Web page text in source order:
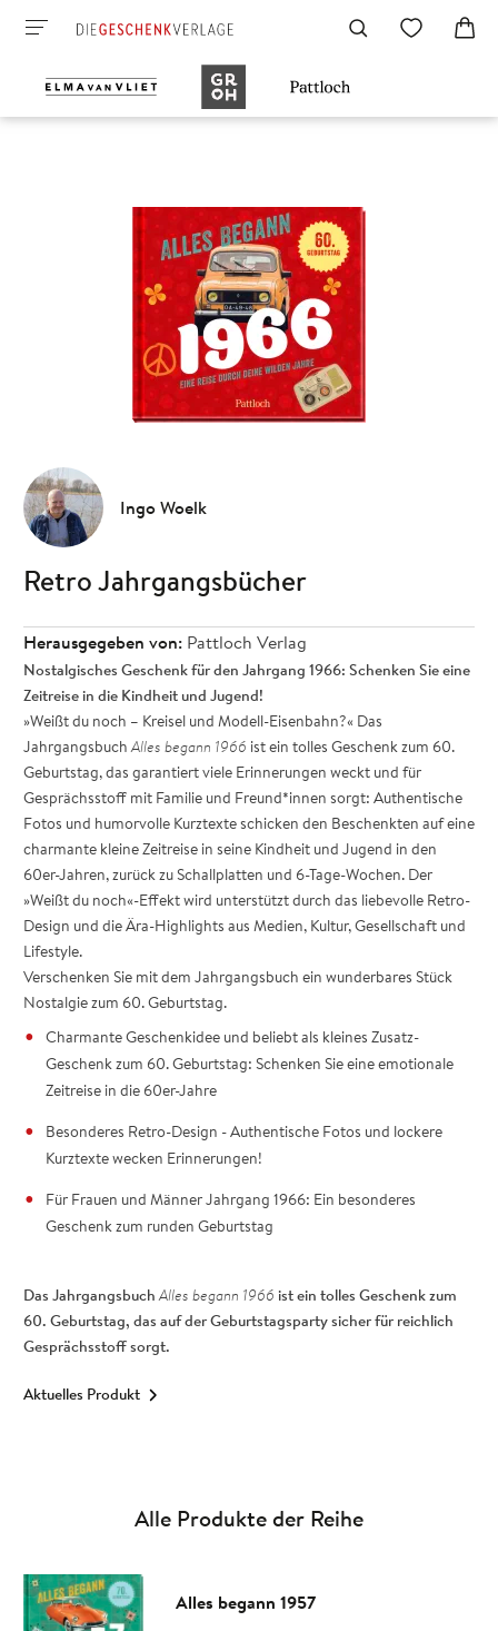
Ingo Woelk
Retro Jahrgangsbücher
Herausgegeben von: Pattloch Verlag
Nostalgisches Geschenk für den Jahrgang 1966: Schenken Sie eine
Zeitreise in die Kindheit und Jugend!
»Weißt du noch – Kreisel und Modell-Eisenbahn?« Das
JahrgangsbuchAlles begann 1966 ist ein tolles Geschenk zum 60.
Geburtstag, das garantiert viele Erinnerungen weckt und für
Gesprächsstoff mit Familie und Freund*innen sorgt: Authentische
Fotos und humorvolle Kurztexte schicken den Beschenkten auf eine
charmante kleine Zeitreise in seine Kindheit und Jugend in den
60er-Jahren, zurück zu Schallplatten und 6-Tage-Wochen. Der
»Weißt du noch«-Effekt wird unterstützt durch das liebevolle Retro-
Design und die Ära-Highlights aus Medien, Kultur, Gesellschaft und
Lifestyle.
Verschenken Sie mit dem Jahrgangsbuch ein wunderbares Stück
Nostalgie zum 60. Geburtstag.
Charmante Geschenkidee und beliebt als kleines Zusatz-
Geschenk zum 60. Geburtstag: Schenken Sie eine emotionale
Zeitreise in die 60er-Jahre
Besonderes Retro-Design - Authentische Fotos und lockere
Kurztexte wecken Erinnerungen!
Für Frauen und Männer Jahrgang 1966: Ein besonderes
Geschenk zum runden Geburtstag
Das JahrgangsbuchAlles begann 1966 ist ein tolles Geschenk zum
60. Geburtstag, das auf der Geburtstagsparty sicher für reichlich
Gesprächsstoff sorgt.
Aktuelles Produkt
Alle Produkte der Reihe
Alles begann 1957